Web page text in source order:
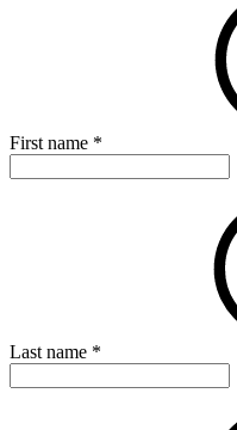
First name *
Last name *